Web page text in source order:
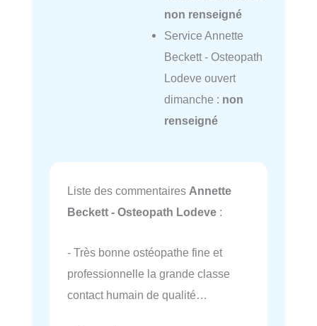
non renseigné
Service Annette
Beckett - Osteopath
Lodeve ouvert
dimanche : non
renseigné
Liste des commentaires Annette
Beckett - Osteopath Lodeve :
- Très bonne ostéopathe fine et
professionnelle la grande classe
contact humain de qualité…